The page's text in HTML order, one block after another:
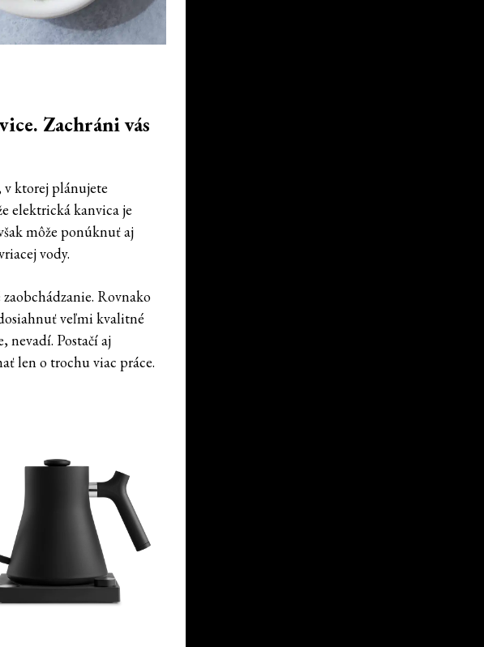
Zachráni vás
ktorej plánujete
elektrická kanvica je
môže ponúknuť aj
vody.
Rovnako
veľmi kvalitné
nevadí. Postačí aj
len o trochu viac práce.